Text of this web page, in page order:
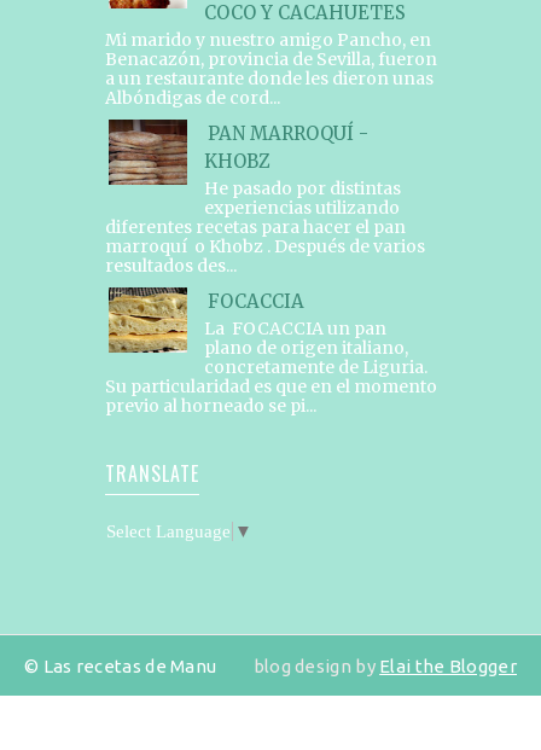
COCO Y CACAHUETES
Mi marido y nuestro amigo Pancho, en
Benacazón, provincia de Sevilla, fueron
a un restaurante donde les dieron unas
Albóndigas de cord...
PAN MARROQUÍ -
KHOBZ
He pasado por distintas
experiencias utilizando
diferentes recetas para hacer el pan
marroquí o Khobz . Después de varios
resultados des...
FOCACCIA
La FOCACCIA un pan
plano de origen italiano,
concretamente de Liguria.
Su particularidad es que en el momento
previo al horneado se pi...
TRANSLATE
Select Language ▼
© Las recetas de Manu blog design by Elai the Blogger